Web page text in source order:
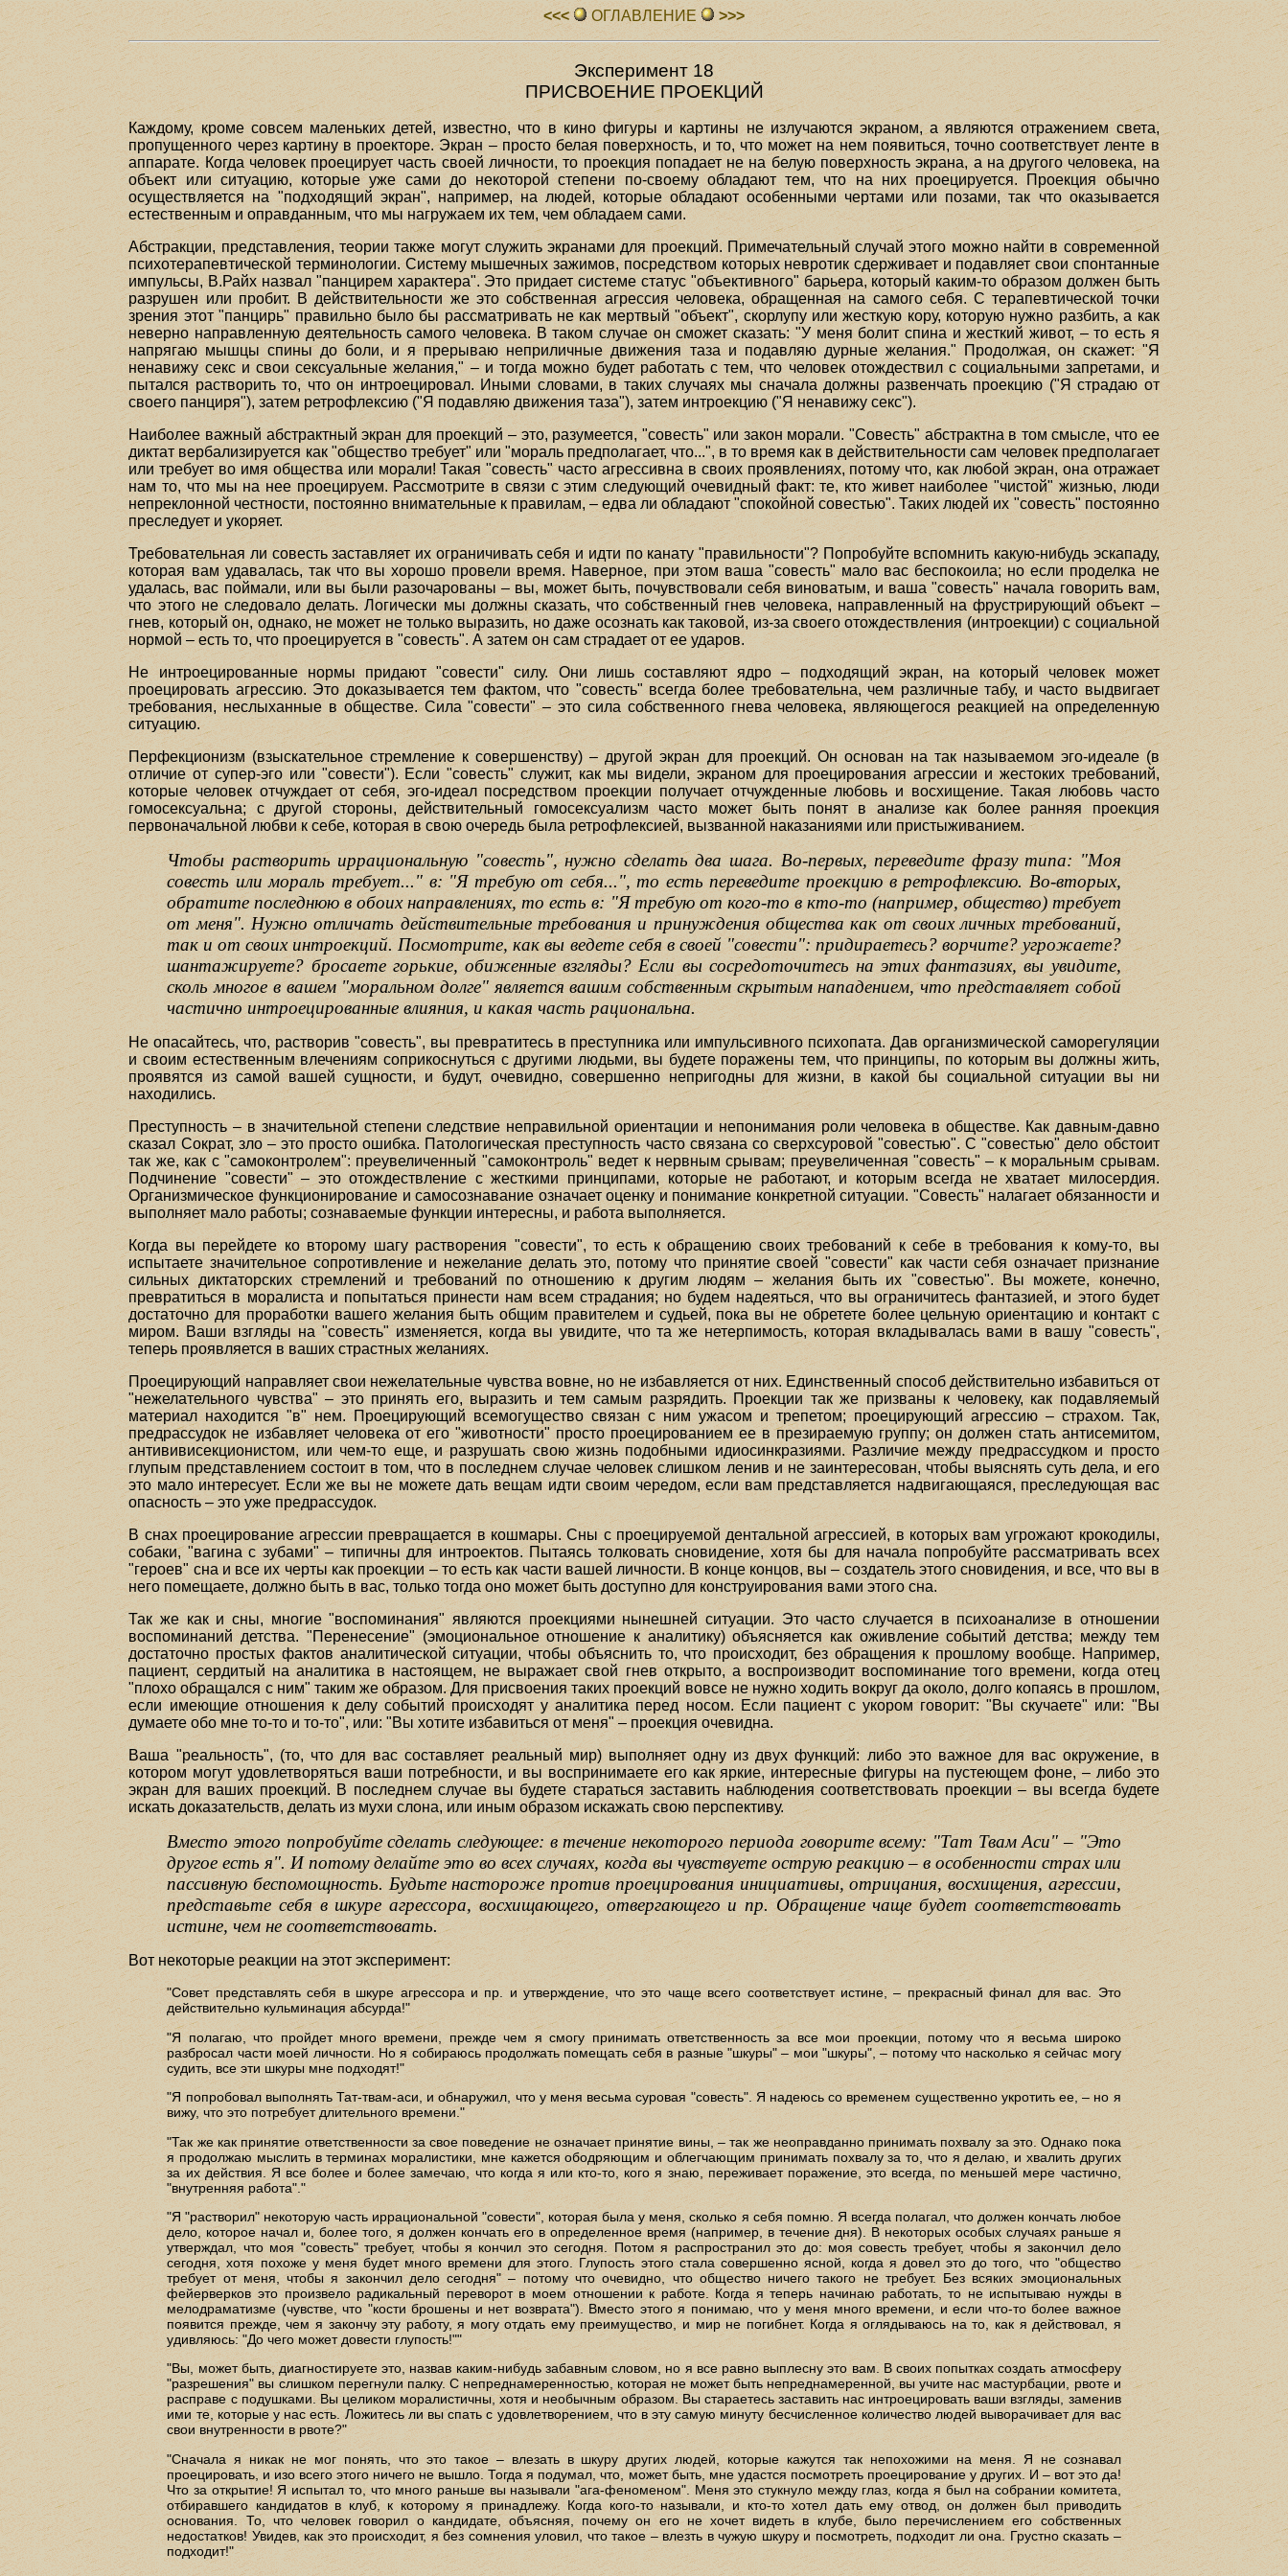
<<< ОГЛАВЛЕHИЕ >>>
Эксперимент 18
ПРИСВОЕНИЕ ПРОЕКЦИЙ
Каждому, кроме совсем маленьких детей, известно, что в кино фигуры и картины не излучаются экраном, а являются отражением света,
пропущенного через картину в проекторе. Экран – просто белая поверхность, и то, что может на нем появиться, точно соответствует ленте в
аппарате. Когда человек проецирует часть своей личности, то проекция попадает не на белую поверхность экрана, а на другого человека, на
объект или ситуацию, которые уже сами до некоторой степени по-своему обладают тем, что на них проецируется. Проекция обычно
осуществляется на "подходящий экран", например, на людей, которые обладают особенными чертами или позами, так что оказывается
естественным и оправданным, что мы нагружаем их тем, чем обладаем сами.
Абстракции, представления, теории также могут служить экранами для проекций. Примечательный случай этого можно найти в современной
психотерапевтической терминологии. Систему мышечных зажимов, посредством которых невротик сдерживает и подавляет свои спонтанные
импульсы, В.Райх назвал "панцирем характера". Это придает системе статус "объективного" барьера, который каким-то образом должен быть
разрушен или пробит. В действительности же это собственная агрессия человека, обращенная на самого себя. С терапевтической точки
зрения этот "панцирь" правильно было бы рассматривать не как мертвый "объект", скорлупу или жесткую кору, которую нужно разбить, а как
неверно направленную деятельность самого человека. В таком случае он сможет сказать: "У меня болит спина и жесткий живот, – то есть я
напрягаю мышцы спины до боли, и я прерываю неприличные движения таза и подавляю дурные желания." Продолжая, он скажет: "Я
ненавижу секс и свои сексуальные желания," – и тогда можно будет работать с тем, что человек отождествил с социальными запретами, и
пытался растворить то, что он интроецировал. Иными словами, в таких случаях мы сначала должны развенчать проекцию ("Я страдаю от
своего панциря"), затем ретрофлексию ("Я подавляю движения таза"), затем интроекцию ("Я ненавижу секс").
Наиболее важный абстрактный экран для проекций – это, разумеется, "совесть" или закон морали. "Совесть" абстрактна в том смысле, что ее
диктат вербализируется как "общество требует" или "мораль предполагает, что...", в то время как в действительности сам человек предполагает
или требует во имя общества или морали! Такая "совесть" часто агрессивна в своих проявлениях, потому что, как любой экран, она отражает
нам то, что мы на нее проецируем. Рассмотрите в связи с этим следующий очевидный факт: те, кто живет наиболее "чистой" жизнью, люди
непреклонной честности, постоянно внимательные к правилам, – едва ли обладают "спокойной совестью". Таких людей их "совесть" постоянно
преследует и укоряет.
Требовательная ли совесть заставляет их ограничивать себя и идти по канату "правильности"? Попробуйте вспомнить какую-нибудь эскападу,
которая вам удавалась, так что вы хорошо провели время. Наверное, при этом ваша "совесть" мало вас беспокоила; но если проделка не
удалась, вас поймали, или вы были разочарованы – вы, может быть, почувствовали себя виноватым, и ваша "совесть" начала говорить вам,
что этого не следовало делать. Логически мы должны сказать, что собственный гнев человека, направленный на фрустрирующий объект –
гнев, который он, однако, не может не только выразить, но даже осознать как таковой, из-за своего отождествления (интроекции) с социальной
нормой – есть то, что проецируется в "совесть". А затем он сам страдает от ее ударов.
Не интроецированные нормы придают "совести" силу. Они лишь составляют ядро – подходящий экран, на который человек может
проецировать агрессию. Это доказывается тем фактом, что "совесть" всегда более требовательна, чем различные табу, и часто выдвигает
требования, неслыханные в обществе. Сила "совести" – это сила собственного гнева человека, являющегося реакцией на определенную
ситуацию.
Перфекционизм (взыскательное стремление к совершенству) – другой экран для проекций. Он основан на так называемом эго-идеале (в
отличие от супер-эго или "совести"). Если "совесть" служит, как мы видели, экраном для проецирования агрессии и жестоких требований,
которые человек отчуждает от себя, эго-идеал посредством проекции получает отчужденные любовь и восхищение. Такая любовь часто
гомосексуальна; с другой стороны, действительный гомосексуализм часто может быть понят в анализе как более ранняя проекция
первоначальной любви к себе, которая в свою очередь была ретрофлексией, вызванной наказаниями или пристыживанием.
Чтобы растворить иррациональную "совесть", нужно сделать два шага. Во-первых, переведите фразу типа: "Моя
совесть или мораль требует..." в: "Я требую от себя...", то есть переведите проекцию в ретрофлексию. Во-вторых,
обратите последнюю в обоих направлениях, то есть в: "Я требую от кого-то в кто-то (например, общество) требует
от меня". Нужно отличать действительные требования и принуждения общества как от своих личных требований,
так и от своих интроекций. Посмотрите, как вы ведете себя в своей "совести": придираетесь? ворчите? угрожаете?
шантажируете? бросаете горькие, обиженные взгляды? Если вы сосредоточитесь на этих фантазиях, вы увидите,
сколь многое в вашем "моральном долге" является вашим собственным скрытым нападением, что представляет собой
частично интроецированные влияния, и какая часть рациональна.
Не опасайтесь, что, растворив "совесть", вы превратитесь в преступника или импульсивного психопата. Дав организмической саморегуляции
и своим естественным влечениям соприкоснуться с другими людьми, вы будете поражены тем, что принципы, по которым вы должны жить,
проявятся из самой вашей сущности, и будут, очевидно, совершенно непригодны для жизни, в какой бы социальной ситуации вы ни
находились.
Преступность – в значительной степени следствие неправильной ориентации и непонимания роли человека в обществе. Как давным-давно
сказал Сократ, зло – это просто ошибка. Патологическая преступность часто связана со сверхсуровой "совестью". С "совестью" дело обстоит
так же, как с "самоконтролем": преувеличенный "самоконтроль" ведет к нервным срывам; преувеличенная "совесть" – к моральным срывам.
Подчинение "совести" – это отождествление с жесткими принципами, которые не работают, и которым всегда не хватает милосердия.
Организмическое функционирование и самосознавание означает оценку и понимание конкретной ситуации. "Совесть" налагает обязанности и
выполняет мало работы; сознаваемые функции интересны, и работа выполняется.
Когда вы перейдете ко второму шагу растворения "совести", то есть к обращению своих требований к себе в требования к кому-то, вы
испытаете значительное сопротивление и нежелание делать это, потому что принятие своей "совести" как части себя означает признание
сильных диктаторских стремлений и требований по отношению к другим людям – желания быть их "совестью". Вы можете, конечно,
превратиться в моралиста и попытаться принести нам всем страдания; но будем надеяться, что вы ограничитесь фантазией, и этого будет
достаточно для проработки вашего желания быть общим правителем и судьей, пока вы не обретете более цельную ориентацию и контакт с
миром. Ваши взгляды на "совесть" изменяется, когда вы увидите, что та же нетерпимость, которая вкладывалась вами в вашу "совесть",
теперь проявляется в ваших страстных желаниях.
Проецирующий направляет свои нежелательные чувства вовне, но не избавляется от них. Единственный способ действительно избавиться от
"нежелательного чувства" – это принять его, выразить и тем самым разрядить. Проекции так же призваны к человеку, как подавляемый
материал находится "в" нем. Проецирующий всемогущество связан с ним ужасом и трепетом; проецирующий агрессию – страхом. Так,
предрассудок не избавляет человека от его "животности" просто проецированием ее в презираемую группу; он должен стать антисемитом,
антививисекционистом, или чем-то еще, и разрушать свою жизнь подобными идиосинкразиями. Различие между предрассудком и просто
глупым представлением состоит в том, что в последнем случае человек слишком ленив и не заинтересован, чтобы выяснять суть дела, и его
это мало интересует. Если же вы не можете дать вещам идти своим чередом, если вам представляется надвигающаяся, преследующая вас
опасность – это уже предрассудок.
В снах проецирование агрессии превращается в кошмары. Сны с проецируемой дентальной агрессией, в которых вам угрожают крокодилы,
собаки, "вагина с зубами" – типичны для интроектов. Пытаясь толковать сновидение, хотя бы для начала попробуйте рассматривать всех
"героев" сна и все их черты как проекции – то есть как части вашей личности. В конце концов, вы – создатель этого сновидения, и все, что вы в
него помещаете, должно быть в вас, только тогда оно может быть доступно для конструирования вами этого сна.
Так же как и сны, многие "воспоминания" являются проекциями нынешней ситуации. Это часто случается в психоанализе в отношении
воспоминаний детства. "Перенесение" (эмоциональное отношение к аналитику) объясняется как оживление событий детства; между тем
достаточно простых фактов аналитической ситуации, чтобы объяснить то, что происходит, без обращения к прошлому вообще. Например,
пациент, сердитый на аналитика в настоящем, не выражает свой гнев открыто, а воспроизводит воспоминание того времени, когда отец
"плохо обращался с ним" таким же образом. Для присвоения таких проекций вовсе не нужно ходить вокруг да около, долго копаясь в прошлом,
если имеющие отношения к делу событий происходят у аналитика перед носом. Если пациент с укором говорит: "Вы скучаете" или: "Вы
думаете обо мне то-то и то-то", или: "Вы хотите избавиться от меня" – проекция очевидна.
Ваша "реальность", (то, что для вас составляет реальный мир) выполняет одну из двух функций: либо это важное для вас окружение, в
котором могут удовлетворяться ваши потребности, и вы воспринимаете его как яркие, интересные фигуры на пустеющем фоне, – либо это
экран для ваших проекций. В последнем случае вы будете стараться заставить наблюдения соответствовать проекции – вы всегда будете
искать доказательств, делать из мухи слона, или иным образом искажать свою перспективу.
Вместо этого попробуйте сделать следующее: в течение некоторого периода говорите всему: "Тат Твам Аси" – "Это
другое есть я". И потому делайте это во всех случаях, когда вы чувствуете острую реакцию – в особенности страх или
пассивную беспомощность. Будьте настороже против проецирования инициативы, отрицания, восхищения, агрессии,
представьте себя в шкуре агрессора, восхищающего, отвергающего и пр. Обращение чаще будет соответствовать
истине, чем не соответствовать.
Вот некоторые реакции на этот эксперимент:
"Совет представлять себя в шкуре агрессора и пр. и утверждение, что это чаще всего соответствует истине, – прекрасный финал для вас. Это
действительно кульминация абсурда!"
"Я полагаю, что пройдет много времени, прежде чем я смогу принимать ответственность за все мои проекции, потому что я весьма широко
разбросал части моей личности. Но я собираюсь продолжать помещать себя в разные "шкуры" – мои "шкуры", – потому что насколько я сейчас могу
судить, все эти шкуры мне подходят!"
"Я попробовал выполнять Тат-твам-аси, и обнаружил, что у меня весьма суровая "совесть". Я надеюсь со временем существенно укротить ее, – но я
вижу, что это потребует длительного времени."
"Так же как принятие ответственности за свое поведение не означает принятие вины, – так же неоправданно принимать похвалу за это. Однако пока
я продолжаю мыслить в терминах моралистики, мне кажется ободряющим и облегчающим принимать похвалу за то, что я делаю, и хвалить других
за их действия. Я все более и более замечаю, что когда я или кто-то, кого я знаю, переживает поражение, это всегда, по меньшей мере частично,
"внутренняя работа"."
"Я "растворил" некоторую часть иррациональной "совести", которая была у меня, сколько я себя помню. Я всегда полагал, что должен кончать любое
дело, которое начал и, более того, я должен кончать его в определенное время (например, в течение дня). В некоторых особых случаях раньше я
утверждал, что моя "совесть" требует, чтобы я кончил это сегодня. Потом я распространил это до: моя совесть требует, чтобы я закончил дело
сегодня, хотя похоже у меня будет много времени для этого. Глупость этого стала совершенно ясной, когда я довел это до того, что "общество
требует от меня, чтобы я закончил дело сегодня" – потому что очевидно, что общество ничего такого не требует. Без всяких эмоциональных
фейерверков это произвело радикальный переворот в моем отношении к работе. Когда я теперь начинаю работать, то не испытываю нужды в
мелодраматизме (чувстве, что "кости брошены и нет возврата"). Вместо этого я понимаю, что у меня много времени, и если что-то более важное
появится прежде, чем я закончу эту работу, я могу отдать ему преимущество, и мир не погибнет. Когда я оглядываюсь на то, как я действовал, я
удивляюсь: "До чего может довести глупость!""
"Вы, может быть, диагностируете это, назвав каким-нибудь забавным словом, но я все равно выплесну это вам. В своих попытках создать атмосферу
"разрешения" вы слишком перегнули палку. С непреднамеренностью, которая не может быть непреднамеренной, вы учите нас мастурбации, рвоте и
расправе с подушками. Вы целиком моралистичны, хотя и необычным образом. Вы стараетесь заставить нас интроецировать ваши взгляды, заменив
ими те, которые у нас есть. Ложитесь ли вы спать с удовлетворением, что в эту самую минуту бесчисленное количество людей выворачивает для вас
свои внутренности в рвоте?"
"Сначала я никак не мог понять, что это такое – влезать в шкуру других людей, которые кажутся так непохожими на меня. Я не сознавал
проецировать, и изо всего этого ничего не вышло. Тогда я подумал, что, может быть, мне удастся посмотреть проецирование у других. И – вот это да!
Что за открытие! Я испытал то, что много раньше вы называли "ага-феноменом". Меня это стукнуло между глаз, когда я был на собрании комитета,
отбиравшего кандидатов в клуб, к которому я принадлежу. Когда кого-то называли, и кто-то хотел дать ему отвод, он должен был приводить
основания. То, что человек говорил о кандидате, объясняя, почему он его не хочет видеть в клубе, было перечислением его собственных
недостатков! Увидев, как это происходит, я без сомнения уловил, что такое – влезть в чужую шкуру и посмотреть, подходит ли она. Грустно сказать –
подходит!"